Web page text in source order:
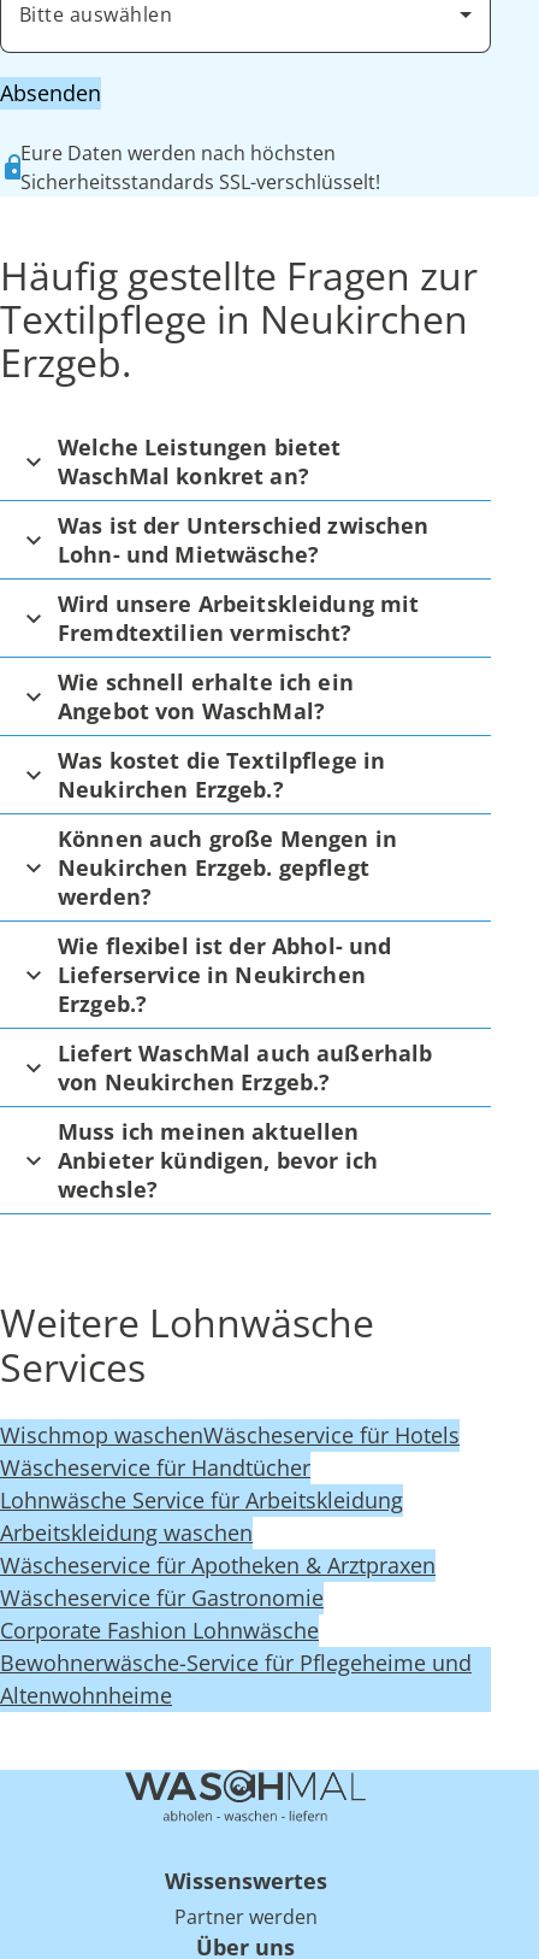
Bitte auswählen
Absenden
Eure Daten werden nach höchsten
Sicherheitsstandards SSL-verschlüsselt!
Häufig gestellte Fragen zur
Textilpflege in Neukirchen
Erzgeb.
Welche Leistungen bietet
WaschMal konkret an?
Was ist der Unterschied zwischen
Lohn- und Mietwäsche?
Wird unsere Arbeitskleidung mit
Fremdtextilien vermischt?
Wie schnell erhalte ich ein
Angebot von WaschMal?
Was kostet die Textilpflege in
Neukirchen Erzgeb.?
Können auch große Mengen in
Neukirchen Erzgeb. gepflegt
werden?
Wie flexibel ist der Abhol- und
Lieferservice in Neukirchen
Erzgeb.?
Liefert WaschMal auch außerhalb
von Neukirchen Erzgeb.?
Muss ich meinen aktuellen
Anbieter kündigen, bevor ich
wechsle?
Weitere Lohnwäsche
Services
Wischmop waschenWäscheservice für Hotels
Wäscheservice für Handtücher
Lohnwäsche Service für Arbeitskleidung
Arbeitskleidung waschen
Wäscheservice für Apotheken & Arztpraxen
Wäscheservice für Gastronomie
Corporate Fashion Lohnwäsche
Bewohnerwäsche-Service für Pflegeheime und
Altenwohnheime
Wissenswertes
Partner werden
Über uns